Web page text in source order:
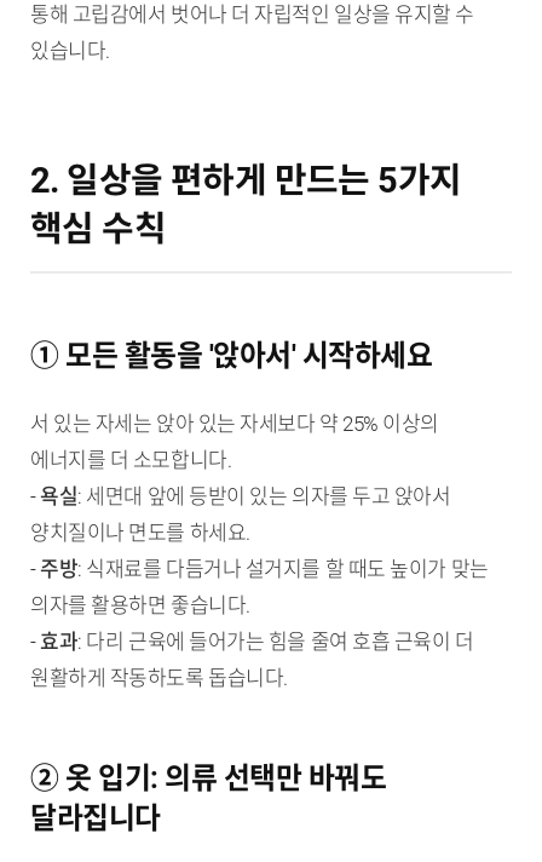
통해 고립감에서 벗어나 더 자립적인 일상을 유지할 수
있습니다.
2. 일상을 편하게 만드는 5가지
핵심 수칙
① 모든 활동을 '앉아서' 시작하세요
서 있는 자세는 앉아 있는 자세보다 약 25% 이상의
에너지를 더 소모합니다.
-욕실: 세면대 앞에 등받이 있는 의자를 두고 앉아서
양치질이나 면도를 하세요.
-주방: 식재료를 다듬거나 설거지를 할 때도 높이가 맞는
의자를 활용하면 좋습니다.
- 효과: 다리 근육에 들어가는 힘을 줄여 호흡 근육이 더
원활하게 작동하도록 돕습니다.
② 옷 입기: 의류 선택만 바꿔도
달라집니다